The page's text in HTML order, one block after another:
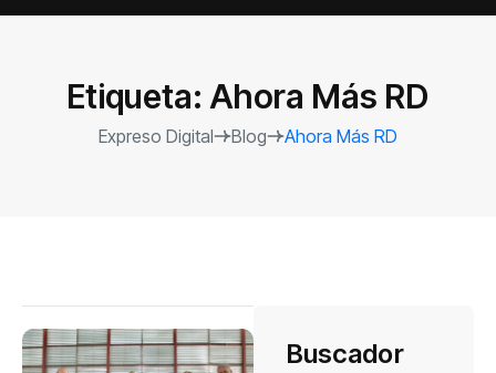
Etiqueta: Ahora Más RD
Expreso Digital Blog Ahora Más RD
Buscador